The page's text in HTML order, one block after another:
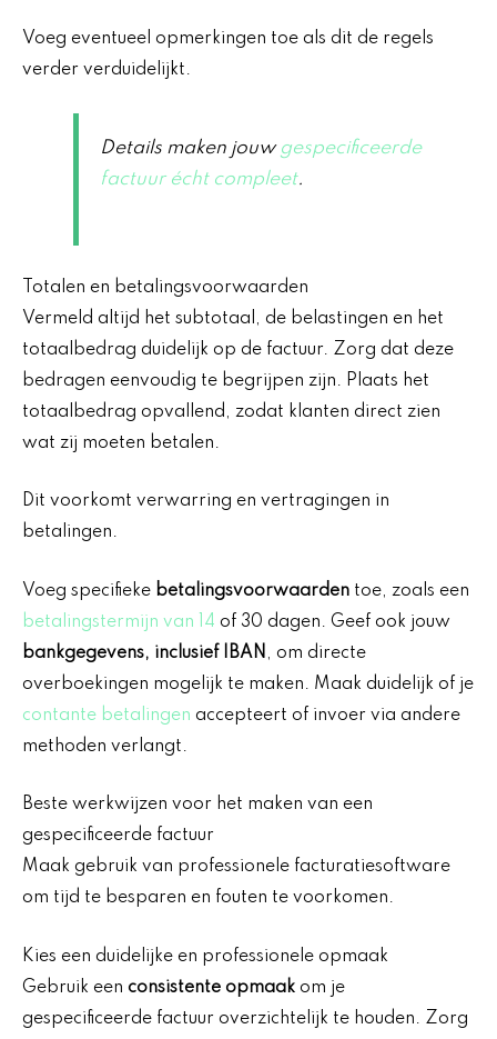
Voeg eventueel opmerkingen toe als dit de regels
verder verduidelijkt.
Details maken jouw gespecificeerde
factuur écht compleet.
Totalen en betalingsvoorwaarden
Vermeld altijd het subtotaal, de belastingen en het
totaalbedrag duidelijk op de factuur. Zorg dat deze
bedragen eenvoudig te begrijpen zijn. Plaats het
totaalbedrag opvallend, zodat klanten direct zien
wat zij moeten betalen.
Dit voorkomt verwarring en vertragingen in
betalingen.
Voeg specifieke betalingsvoorwaarden toe, zoals een
betalingstermijn van 14 of 30 dagen. Geef ook jouw
bankgegevens, inclusief IBAN , om directe
overboekingen mogelijk te maken. Maak duidelijk of je
contante betalingen accepteert of invoer via andere
methoden verlangt.
Beste werkwijzen voor het maken van een
gespecificeerde factuur
Maak gebruik van professionele facturatiesoftware
om tijd te besparen en fouten te voorkomen.
Kies een duidelijke en professionele opmaak
Gebruik een consistente opmaak om je
gespecificeerde factuur overzichtelijk te houden. Zorg